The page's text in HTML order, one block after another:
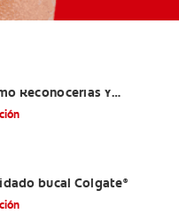
Reconocerlas Y
bucal Colgate®